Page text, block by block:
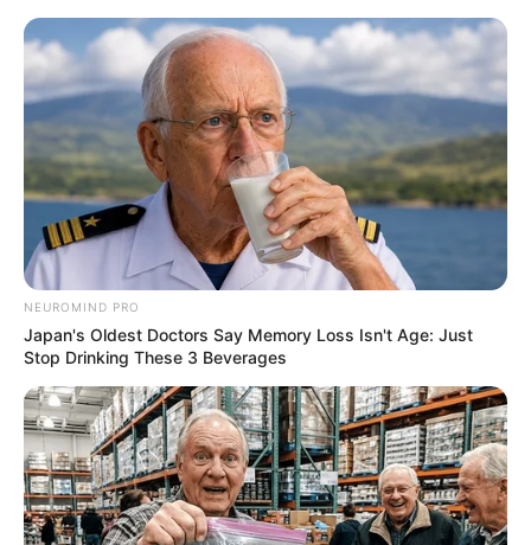
NEUROMIND PRO
Japan's Oldest Doctors Say Memory Loss Isn't Age: Just
Stop Drinking These 3 Beverages